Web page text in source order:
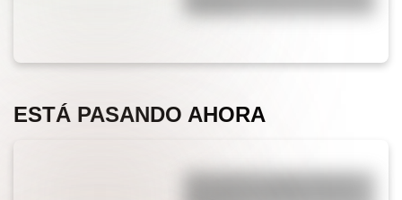
ESTÁ PASANDO AHORA
¿Por qué los cordones tienen